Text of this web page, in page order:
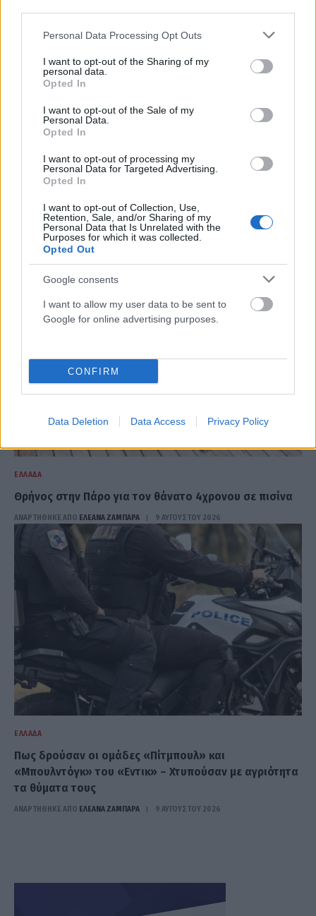
Please note that this website/app uses one or more Google
not limited to your visit or usage behaviour. You may click to
grant or deny consent to Google and its third-party tags to
use your data for below specified purposes in below Google
consent section.
Personal Data Processing Opt Outs
I want to opt-out of the Sharing of my
personal data.
Opted In
I want to opt-out of the Sale of my
Personal Data.
Opted In
I want to opt-out of processing my
Personal Data for Targeted Advertising.
Opted In
I want to opt-out of Collection, Use,
Retention, Sale, and/or Sharing of my
Personal Data that Is Unrelated with the
Purposes for which it was collected.
Opted Out
Google consents
I want to allow my user data to be sent to
Google for online advertising purposes.
CONFIRM
Data Deletion Data Access Privacy Policy
Πώς έγινε το τροχαίο στη Λεωφόρο Σουνίου –
Νοσηλεύονται στο 401 ΣΝ οι δύο αστυνομικοί
ΕΛΛΆΔΑ
Θρήνος στην Πάρο για τον θάνατο 4χρονου σε πισίνα
ΑΝΑΡΤΗΘΗΚΕ ΑΠΟ ΕΛΕΑΝΑ ΖΑΜΠΑΡΑ 9 ΑΥΓΟΎΣΤΟΥ 2026
ΕΛΛΆΔΑ
Πως δρούσαν οι ομάδες «Πίτμπουλ» και
«Μπουλντόγκ» του «Εντικ» – Χτυπούσαν με αγριότητα
τα θύματα τους
ΑΝΑΡΤΗΘΗΚΕ ΑΠΟ ΕΛΕΑΝΑ ΖΑΜΠΑΡΑ 9 ΑΥΓΟΎΣΤΟΥ 2026